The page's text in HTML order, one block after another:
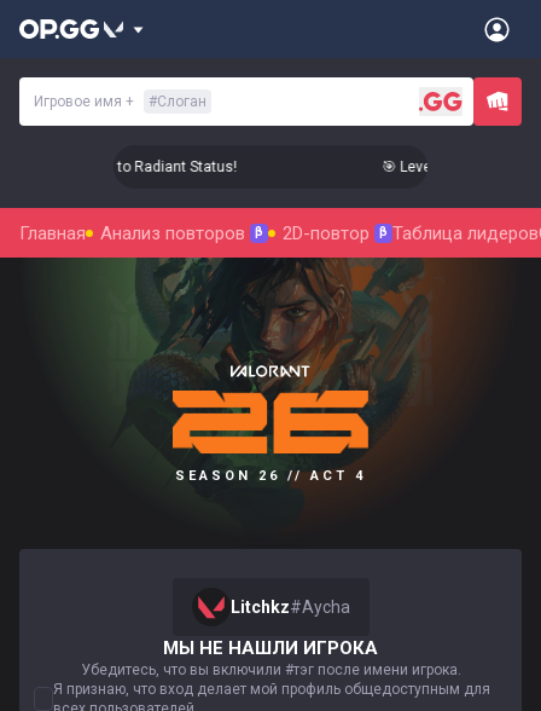
Игровое имя + #Слоган
Up Your Aim to Radiant Status! 🎯 Level Up Your Aim to
Главная Анализ повторов β 2D-повтор β Таблица лидеров
SEASON 26 // ACT 4
Litchkz#Aycha
МЫ НЕ НАШЛИ ИГРОКА
Убедитесь, что вы включили #тэг после имени игрока.
Я признаю, что вход делает мой профиль общедоступным для